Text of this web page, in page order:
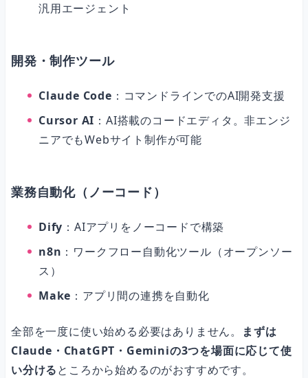
汎用エージェント
開発・制作ツール
Claude Code ：コマンドラインでのAI開発支援
Cursor AI ：AI搭載のコードエディタ。非エンジ
ニアでもWebサイト制作が可能
業務自動化（ノーコード）
Dify ：AIアプリをノーコードで構築
n8n ：ワークフロー自動化ツール（オープンソー
ス）
Make ：アプリ間の連携を自動化
全部を一度に使い始める必要はありません。
まずは
Claude・ChatGPT・Geminiの3つを場面に応じて使
い分けるところから始めるのがおすすめです。